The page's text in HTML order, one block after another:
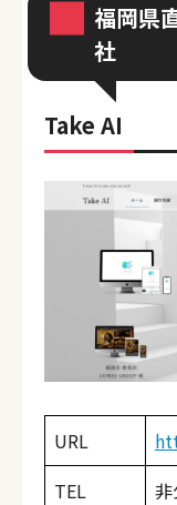
福岡県
社
Take AI
URL
TEL
非